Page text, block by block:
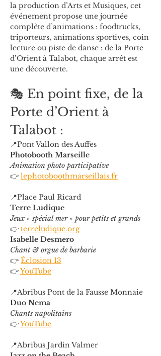
la production d’Arts et Musiques, cet
événement propose une journée
complète d’animations : foodtrucks,
triporteurs, animations sportives, coin
lecture ou piste de danse : de la Porte
d’Orient à Talabot, chaque arrêt est
une découverte.
🎭 En point fixe, de la
Porte d’Orient à
Talabot :
📍Pont Vallon des Auffes
Photobooth Marseille
Animation photo participative
👉 lephotoboothmarseillais.fr
📍Place Paul Ricard
Terre Ludique
Jeux « spécial mer » pour petits et grands
👉 terreludique.org
Isabelle Desmero
Chant & orgue de barbarie
👉 Éclosion 13
👉 YouTube
📍Abribus Pont de la Fausse Monnaie
Duo Nema
Chants napolitains
👉 YouTube
📍Abribus Jardin Valmer